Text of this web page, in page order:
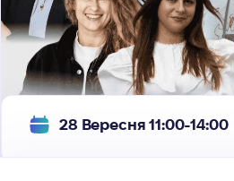
28 Вересня 11:00-14:00